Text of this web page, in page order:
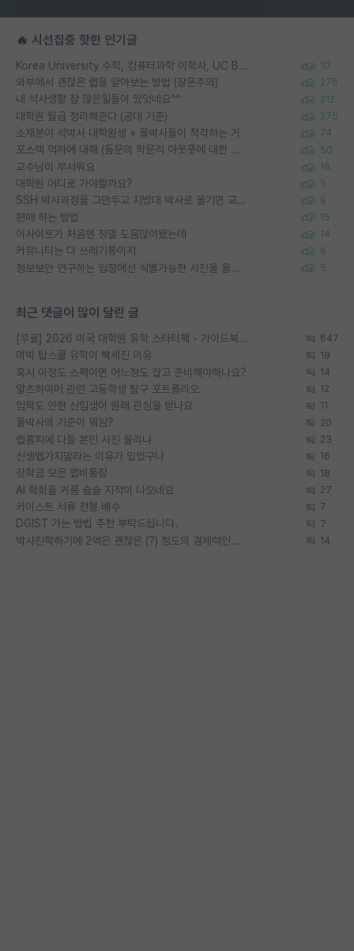
🔥 시선집중 핫한 인기글
Korea University 수학, 컴퓨터과학 이학사, UC Berkeley 산업공학 대학원 공학박사가 되는 것은 쉽지 않겠죠? 10
외부에서 괜찮은 랩을 알아보는 방법 (장문주의) 275
내 석사생활 참 많은일들이 있엇네요^^ 212
대학원 월급 정리해준다 (공대 기준) 275
소재분야 석박사 대학원생 + 물박사들이 착각하는 거 74
포스텍 억까에 대해 (동문의 학문적 아웃풋에 대한 반박) 50
교수님이 무서워요 16
대학원 어디로 가야할까요? 5
SSH 박사과정을 그만두고 지방대 박사로 옮기면 교수의 꿈은 끝일까요? 9
편애 하는 방법 15
이사이트가 처음엔 정말 도움많이됐는데 14
커뮤니티는 다 쓰레기통이지 6
정보보안 연구하는 입장에선 식별가능한 사진을 올리는건 비추이긴함 5
최근 댓글이 많이 달린 글
[무료] 2026 미국 대학원 유학 스타터팩 - 가이드북 & 합격자 컨택메일 템플릿 647
미박 탑스쿨 유학이 빡세진 이유 19
혹시 이정도 스펙이면 어느정도 잡고 준비해야하나요? 14
알츠하이머 관련 고등학생 탐구 포트폴리오 12
입학도 안한 신입생이 원래 관심을 받나요 11
물박사의 기준이 뭐임? 20
랩홈피에 다들 본인 사진 올리냐 23
신생랩가지말라는 이유가 있었구나 16
장학금 모은 랩비통장 18
AI 학회들 거품 슬슬 지적이 나오네요 27
카이스트 서류 전형 배수 7
DGIST 가는 방법 추천 부탁드립니다. 7
박사진학하기에 2억은 괜찮은 (?) 정도의 경제력인가요 14